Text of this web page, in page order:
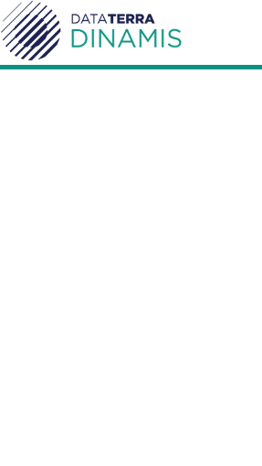
Skip
to
content